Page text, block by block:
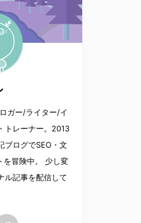
ガー/ライター/イ
トレーナー。2013
ブログでSEO・文
を冒険中。 少し変
ル記事を配信して